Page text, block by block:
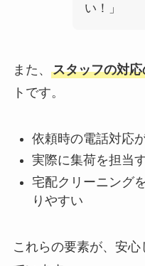
い！」
また、 スタッフの対
トです。
依頼時の電話対応
実際に集荷を担当
宅配クリーニング
りやすい
これらの要素が、安